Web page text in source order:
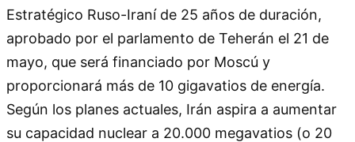
Estratégico Ruso-Iraní de 25 años de duración,
aprobado por el parlamento de Teherán el 21 de
mayo, que será financiado por Moscú y
proporcionará más de 10 gigavatios de energía.
Según los planes actuales, Irán aspira a aumentar
su capacidad nuclear a 20.000 megavatios (o 20